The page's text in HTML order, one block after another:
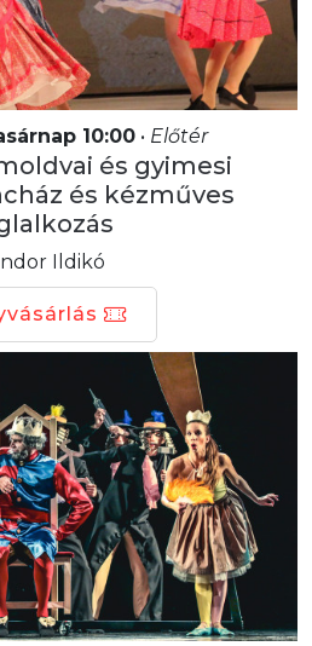
10:00 • Előtér
és gyimesi
és kézműves
Ildikó